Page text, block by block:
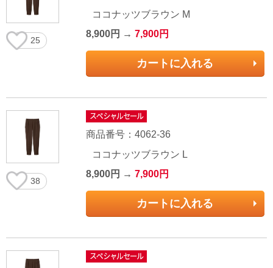
25
ココナッツブラウン M
8,900円 → 7,900円
カートに入れる
38
商品番号：4062-36
ココナッツブラウン L
8,900円 → 7,900円
カートに入れる